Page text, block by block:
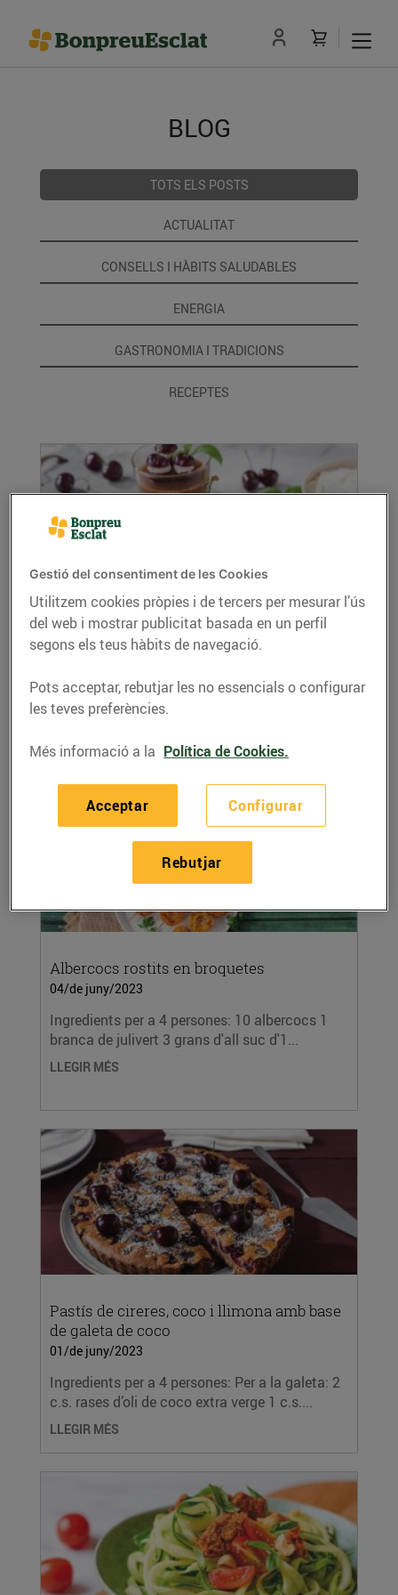
BLOG
TOTS ELS POSTS
ACTUALITAT
CONSELLS I HÀBITS SALUDABLES
ENERGIA
GASTRONOMIA I TRADICIONS
RECEPTES
Cireres farcides de mascarpone
04/de juny/2023
Ingredients per a 4 persones: 500 g de
formatge mascarpone 250 g de nata líquida
35% MG 4...
LLEGIR MÉS
Albercocs rostits en broquetes
04/de juny/2023
Ingredients per a 4 persones: 10 albercocs 1
branca de julivert 3 grans d'all suc d'1...
LLEGIR MÉS
Pastís de cireres, coco i llimona amb base
de galeta de coco
01/de juny/2023
Ingredients per a 4 persones: Per a la galeta: 2
c.s. rases d’oli de coco extra verge 1 c.s....
LLEGIR MÉS
Gestió del consentiment de les Cookies
Utilitzem cookies pròpies i de tercers per mesurar l’ús
del web i mostrar publicitat basada en un perfil
segons els teus hàbits de navegació.
Pots acceptar, rebutjar les no essencials o configurar
les teves preferències.
Més informació a la Política de Cookies.
Configurar
Rebutjar
Acceptar